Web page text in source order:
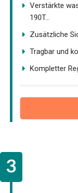
Verstärkte
190T...
Zusätzliche
Tragbar und
Kompletter